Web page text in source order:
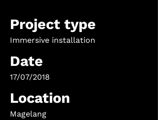
Project type
Immersive installation
Date
17/07/2018
Location
Magelang